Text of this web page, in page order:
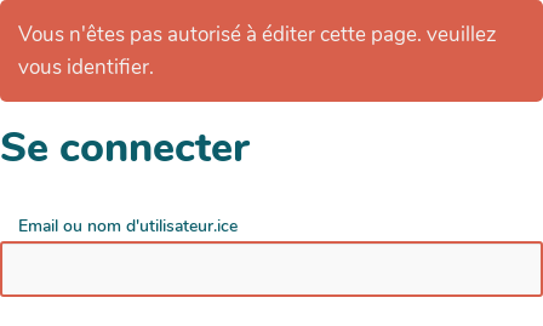
Vous n'êtes pas autorisé à éditer cette page. veuillez
vous identifier.
Se connecter
Email ou nom d'utilisateur.ice